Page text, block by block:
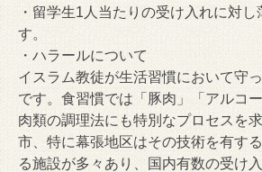
・留学生1人当たりの受け入れに対し
す。
・ハラールについて
イスラム教徒が生活習慣において守
です。 食習慣では「豚肉」「アルコ
肉類の調理法にも特別なプロセスを
市、 特に幕張地区はその技術を有す
る施設が多々あ り、国内有数の受け